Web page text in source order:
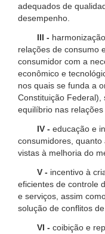
adequados de
desempenho.
III -
relações de consumo
consumidor com a
econômico e
nos quais se funda a
Constituição
equilíbrio nas
IV - educação e
consumidores,
vistas à melhoria do
V - incentivo à
eficientes de controle
e serviços, assim
solução de conflitos
VI - coibição e